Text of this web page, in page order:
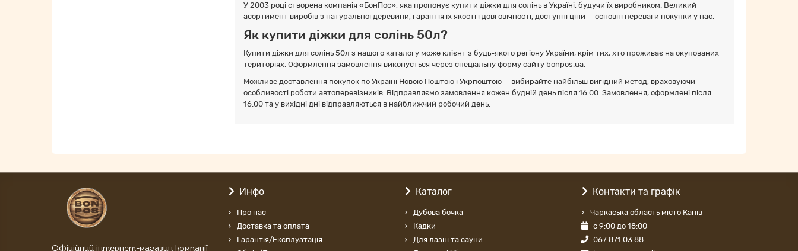
У 2003 році створена компанія «БонПос», яка пропонує купити діжки для солінь в Україні, будучи їх виробником. Великий
асортимент виробів з натуральної деревини, гарантія їх якості і довговічності, доступні ціни — основні переваги покупки у нас.
Як купити діжки для солінь 50л?
Купити діжки для солінь 50л з нашого каталогу може клієнт з будь-якого регіону України, крім тих, хто проживає на окупованих
територіях. Оформлення замовлення виконується через спеціальну форму сайту bonpos.ua.
Можливе доставлення покупок по Україні Новою Поштою і Укрпоштою — вибирайте найбільш вигідний метод, враховуючи
особливості роботи автоперевізників. Відправляємо замовлення кожен будній день після 16.00. Замовлення, оформлені після
16.00 та у вихідні дні відправляються в найближчий робочий день.
Офіційний інтернет-магазин компанії
Инфо
Про нас
Доставка та оплата
Гарантія/Експлуатація
Каталог
Дубова бочка
Кадки
Для лазні та сауни
Контакти та графік
Чаркаська область місто Канів
с 9:00 до 18:00
067 871 03 88